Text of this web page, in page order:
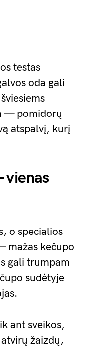
testas
oda gali
— pomidorų
atspalvį, kurį
vienas
o specialios
mažas kečupo
gali trumpam
sudėtyje
ant sveikos,
žaizdų,